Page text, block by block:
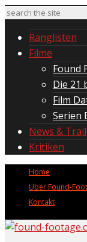
Ranglisten
Filme
Found
Die 21
Film
Serien
News &
Kritiken
Home
Über Found-
Kontakt